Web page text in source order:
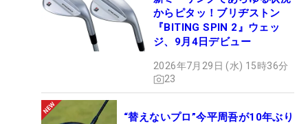
からピタッ！ブリヂストン
『BITING SPIN 2』ウェッ
ジ、9月4日デビュー
2026年7月29日 (水) 15時36分
23
“替えないプロ”今平周吾が10年ぶり